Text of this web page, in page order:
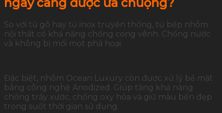
So với tủ gỗ hay tủ inox truyền thống, tủ bếp nhôm
nội thất có khả năng chống cong vênh. Chống nước
và không bị mối mọt phá hoại.
Đặc biệt, nhôm Ocean Luxury còn được xử lý bề mặt
bằng công nghệ Anodized. Giúp tăng khả năng
chống trầy xước, chống oxy hóa và giữ màu bền đẹp
trong suốt thời gian sử dụng.